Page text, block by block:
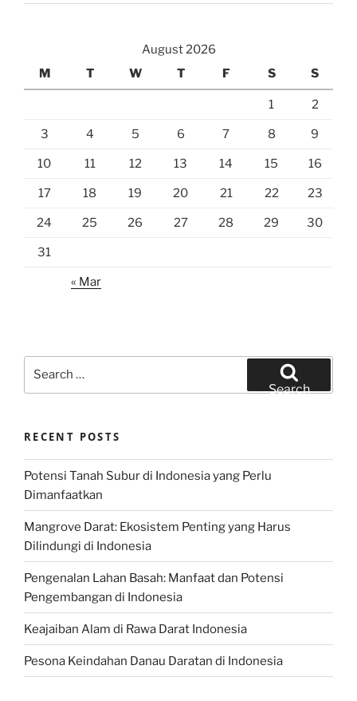
August 2026
M
T W T F S S
1 2
3 4 5 6 7 8 9
10 11 12 13 14 15 16
17 18 19 20 21 22 23
24 25 26 27 28 29 30
31
« Mar
Search
RECENT POSTS
Potensi Tanah Subur di Indonesia yang Perlu
Dimanfaatkan
Mangrove Darat: Ekosistem Penting yang Harus
Dilindungi di Indonesia
Pengenalan Lahan Basah: Manfaat dan Potensi
Pengembangan di Indonesia
Keajaiban Alam di Rawa Darat Indonesia
Pesona Keindahan Danau Daratan di Indonesia